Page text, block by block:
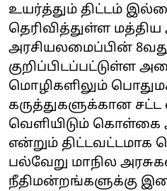
உயர்த்தும் திட்டம்
தெரிவித்துள்ள மத்திய
அரசியலமைப்பின்
குறிப்பிடப்பட்டுள்ள
மொழிகளிலும்
கருத்துகளுக்கான
வெளியிடும் கொள்கை
என்றும் திட்டவட்டமாக
பல்வேறு மாநில
நீதிமன்றங்களுக்கு